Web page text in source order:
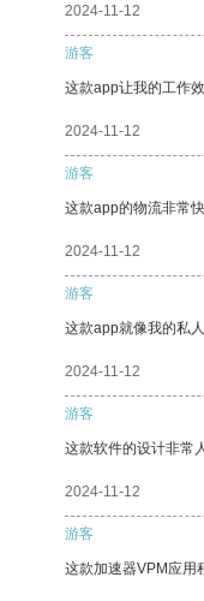
2024-11-12
游客
这款app让我的工作
2024-11-12
游客
这款app的物流非常
2024-11-12
游客
这款app就像我的私
2024-11-12
游客
这款软件的设计非常
2024-11-12
游客
这款加速器VPM应用